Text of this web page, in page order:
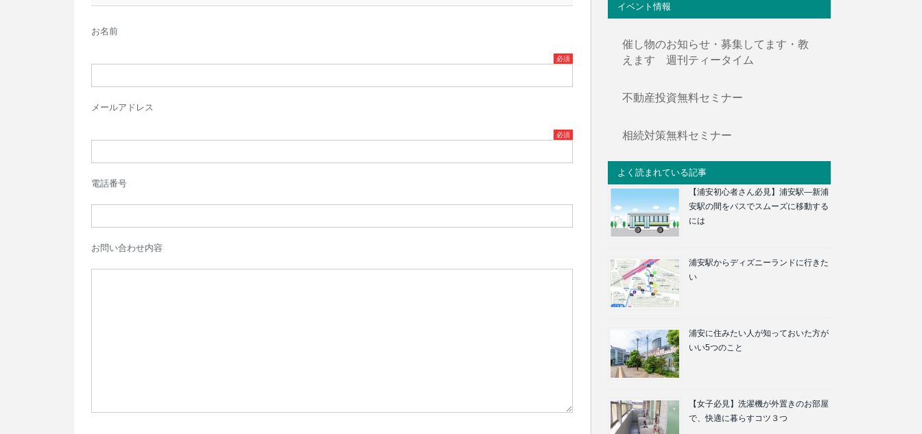
お名前
メールアドレス
電話番号
お問い合わせ内容
イベント情報
催し物のお知らせ・募集してます・教
えます 週刊ティータイム
不動産投資無料セミナー
相続対策無料セミナー
よく読まれている記事
【浦安初心者さん必見】浦安駅―新浦
安駅の間をバスでスムーズに移動する
には
浦安駅からディズニーランドに行きた
い
浦安に住みたい人が知っておいた方が
いい5つのこと
【女子必見】洗濯機が外置きのお部屋
で、快適に暮らすコツ３つ